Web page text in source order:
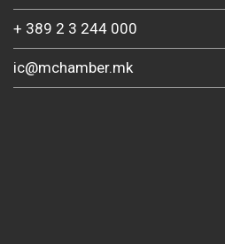
+ 389 2 3 244 000
ic@mchamber.mk